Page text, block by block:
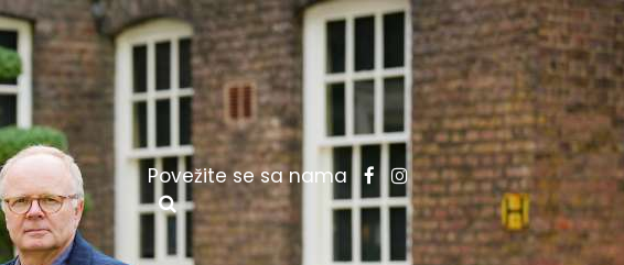
Povežite se sa nama